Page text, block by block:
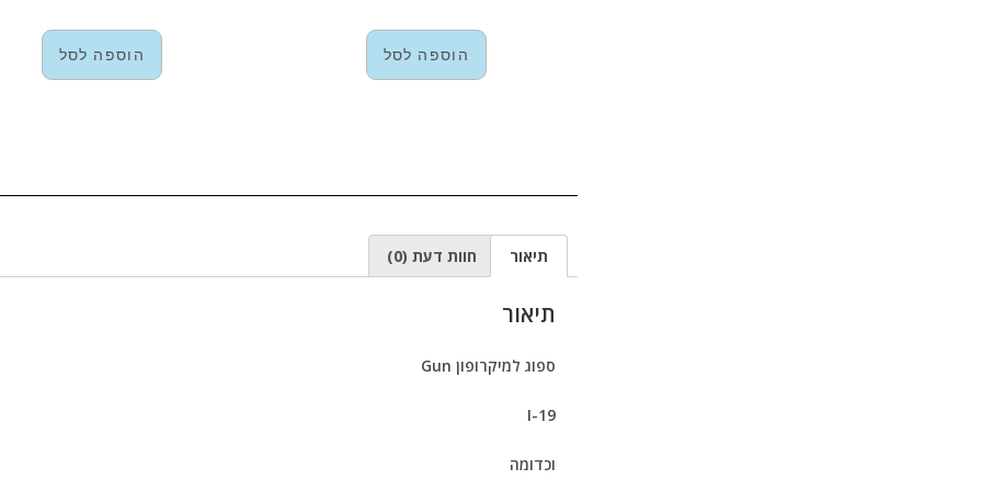
הוספה לסל הוספה לסל
תיאור חוות דעת (0)
תיאור
ספוג למיקרופון Gun
I-19
וכדומה